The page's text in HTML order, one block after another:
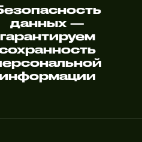
данных —
гарантируем